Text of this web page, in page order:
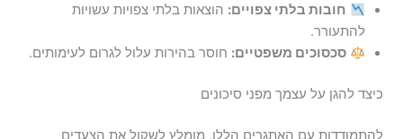
חובות בלתי צפויים: הוצאות בלתי צפויות עשויות
להתעורר.
סכסוכים משפטיים: חוסר בהירות עלול לגרום לעימותים.
כיצד להגן על עצמך מפני סיכונים
להתמודדות עם האתגרים הללו, מומלץ לשקול את הצעדים